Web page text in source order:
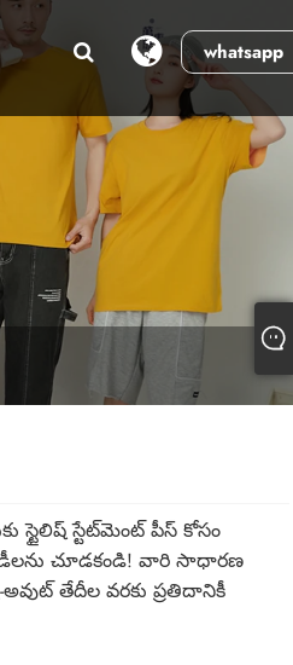
whatsapp
స్టైలిష్ స్టేట్‌మెంట్ పీస్ కోసం
చూడకండి! వారి సాధారణ
తేదీల వరకు ప్రతిదానికీ